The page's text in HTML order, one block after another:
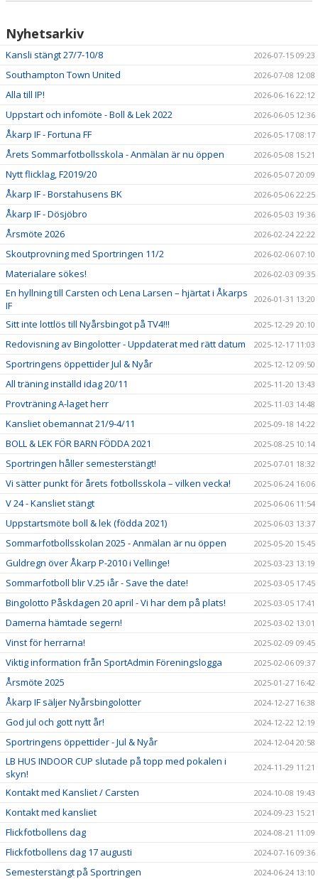
Nyhetsarkiv
Kansli stängt 27/7-10/8 2026-07-15 09:23
Southampton Town United 2026-07-08 12:08
Alla till IP! 2026-06-16 22:12
Uppstart och infomöte - Boll & Lek 2022 2026-06-05 12:36
Åkarp IF - Fortuna FF 2026-05-17 08:17
Årets Sommarfotbollsskola - Anmälan är nu öppen 2026-05-08 15:21
Nytt flicklag, F2019/20 2026-05-07 20:09
Åkarp IF - Borstahusens BK 2026-05-06 22:25
Åkarp IF - Dösjöbro 2026-05-03 19:36
Årsmöte 2026 2026-02-24 22:22
Skoutprovning med Sportringen 11/2 2026-02-06 07:10
Materialare sökes! 2026-02-03 09:35
En hyllning till Carsten och Lena Larsen – hjärtat i Åkarps
IF
2026-01-31 13:20
Sitt inte lottlös till Nyårsbingot på TV4!!! 2025-12-29 20:10
Redovisning av Bingolotter - Uppdaterat med rätt datum 2025-12-17 11:03
Sportringens öppettider Jul & Nyår 2025-12-12 09:50
All träning inställd idag 20/11 2025-11-20 13:43
Provträning A-laget herr 2025-11-03 14:48
Kansliet obemannat 21/9-4/11 2025-09-18 14:22
BOLL & LEK FÖR BARN FÖDDA 2021 2025-08-25 10:14
Sportringen håller semesterstängt! 2025-07-01 18:32
Vi sätter punkt för årets fotbollsskola – vilken vecka! 2025-06-24 16:06
V 24 - Kansliet stängt 2025-06-06 11:54
Uppstartsmöte boll & lek (födda 2021) 2025-06-03 13:37
Sommarfotbollsskolan 2025 - Anmälan är nu öppen 2025-05-20 15:45
Guldregn över Åkarp P-2010 i Vellinge! 2025-03-23 13:19
Sommarfotboll blir V.25 iår - Save the date! 2025-03-05 17:45
Bingolotto Påskdagen 20 april - Vi har dem på plats! 2025-03-05 17:41
Damerna hämtade segern! 2025-03-02 13:01
Vinst för herrarna! 2025-02-09 09:45
Viktig information från SportAdmin Föreningslogga 2025-02-06 09:37
Årsmöte 2025 2025-01-27 16:42
Åkarp IF säljer Nyårsbingolotter 2024-12-27 16:38
God jul och gott nytt år! 2024-12-22 12:19
Sportringens öppettider - Jul & Nyår 2024-12-04 20:58
LB HUS INDOOR CUP slutade på topp med pokalen i
skyn!
2024-11-29 11:21
Kontakt med Kansliet / Carsten 2024-10-08 19:43
Kontakt med kansliet 2024-09-23 15:21
Flickfotbollens dag 2024-08-21 11:09
Flickfotbollens dag 17 augusti 2024-07-16 09:36
Semesterstängt på Sportringen 2024-06-24 13:10